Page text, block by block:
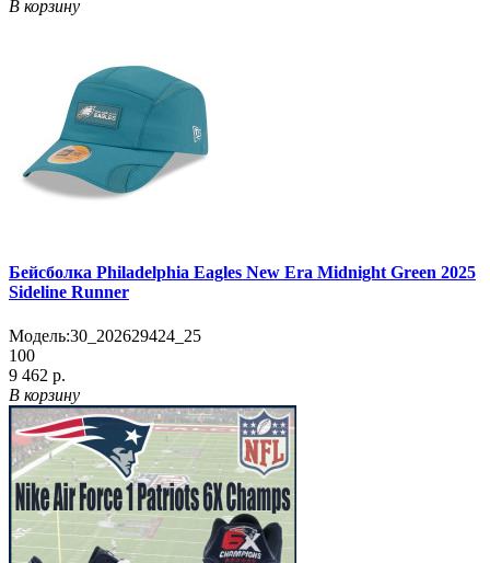
В корзину
Бейсболка Philadelphia Eagles New Era Midnight Green 2025
Sideline Runner
Модель:30_202629424_25
100
9 462 р.
В корзину